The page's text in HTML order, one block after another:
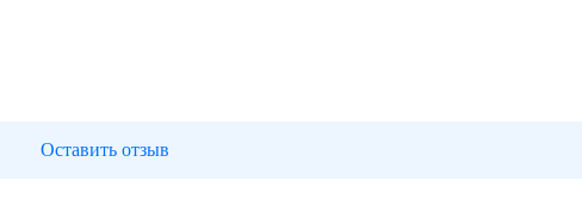
Оставить отзыв